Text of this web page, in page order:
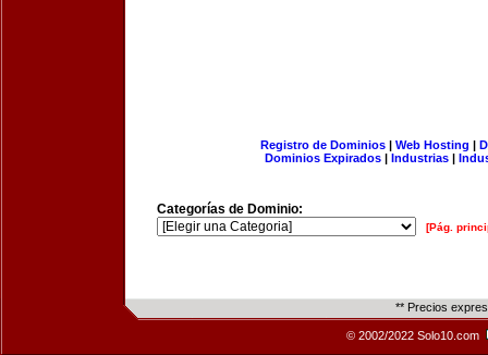
Registro de Dominios| Web Hosting |
Dominios Expirados | Industrias |
Categorías de Dominio:
[Pág.
** Precios
© 2002/2022 Solo10.com